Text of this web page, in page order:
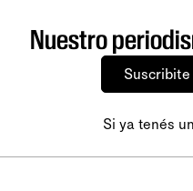
Nuestro
Si ya tenés